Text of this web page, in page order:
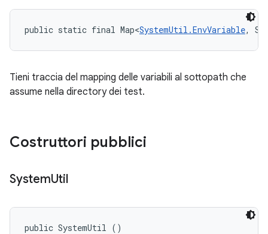
public static final Map<SystemUtil.EnvVariable,
Tieni traccia del mapping delle variabili al sottopath che
assume nella directory dei test.
Costruttori pubblici
SystemUtil
public SystemUtil ()